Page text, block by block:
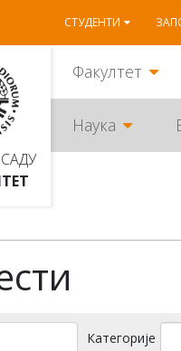
СТУДЕНТИ
Факултет
Наука
Категорије